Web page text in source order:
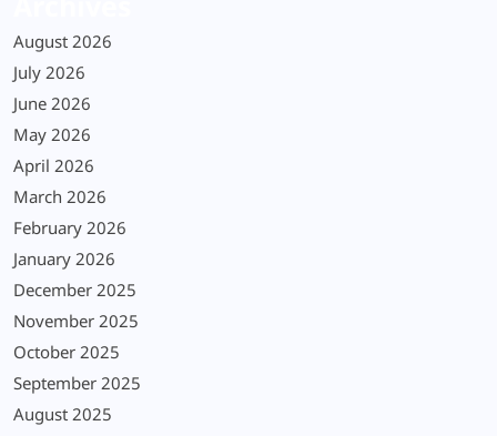
August 2026
July 2026
June 2026
May 2026
April 2026
March 2026
February 2026
January 2026
December 2025
November 2025
October 2025
September 2025
August 2025